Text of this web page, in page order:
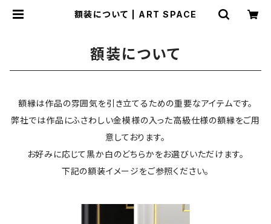
額装について | ART SPACE
額装について
額縁は作品の雰囲気を引き立てるための重要なアイテムです。
弊社では作品にふさわしい金模様の入った高級仕様の額縁をご用
意しております。
お好みに応じて黒か白のどちらかをお選びいただけます。
下記の額装イメージをご参照ください。